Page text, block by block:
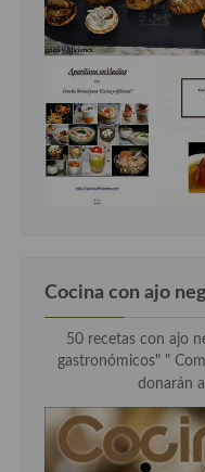
Cocina con ajo
50 recetas con ajo
gastronómicos" "
donarán a